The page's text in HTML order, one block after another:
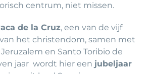
centrum, niet missen.
de la Cruz, een van de vijf
het christendom, samen met
en Santo Toribio de
jaar wordt hier een jubeljaar